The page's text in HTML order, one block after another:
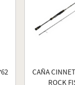
CAÑA
ROCK